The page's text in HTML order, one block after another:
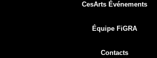
CesArts Événements
Équipe FiGRA
Contacts